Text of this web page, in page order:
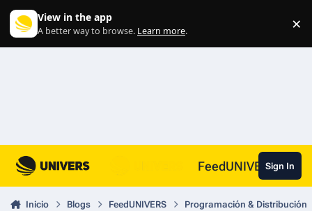
View in the app
A better way to browse. Learn more. ×
FeedUNIVERSSign In
Inicio Blogs FeedUNIVERS Programación & Distribución